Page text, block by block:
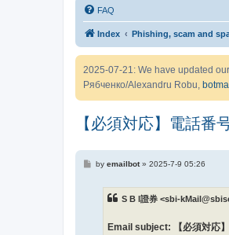
FAQ
Index Phishing, scam and
2025-07-21: We have updated our
Рябченко/Alexandru Robu,
【必須対応】電話番
Pby emailbot» 2025-7-9 05:26
S B l證券 <sbi-
Email subject: 【必須対応